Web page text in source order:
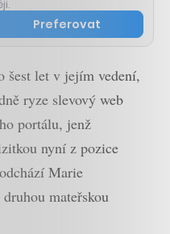
Preferovat
šest let v jejím vedení,
ryze slevový web
portálu, jenž
nyní z pozice
Marie
mateřskou